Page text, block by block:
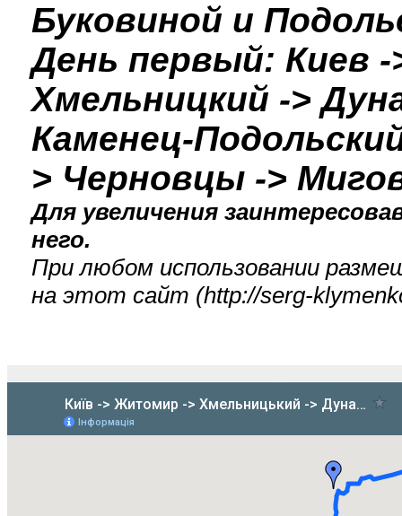
Буковиной и
День первый: Киев
Хмельницкий ->
Каменец-
> Черновцы ->
Для увеличения
него.
При любом использовании
на этот сайт (http://serg-